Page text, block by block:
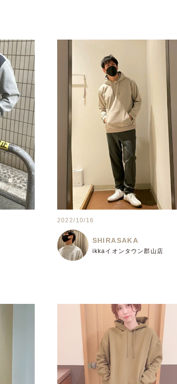
2022/10/16
SHIRASAKA
ikkaイオンタウン郡山店